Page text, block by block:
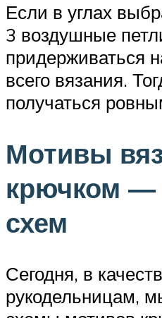
Если в углах
3 воздушные
придерживаться
всего вязания.
получаться
Мотивы
крючком —
схем
Сегодня, в
рукодельницам,